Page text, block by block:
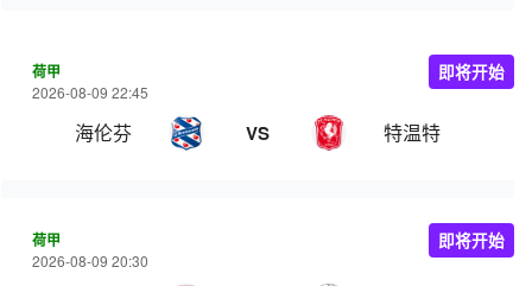
荷甲
2026-08-09 22:45
海伦芬 VS 特温特
即将开始
荷甲
2026-08-09 20:30
即将开始